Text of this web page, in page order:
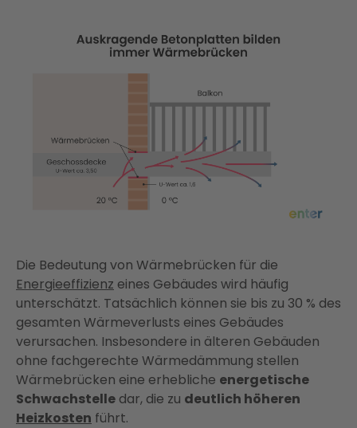
Die Bedeutung von Wärmebrücken für die
Energieeffizienz eines Gebäudes wird häufig
unterschätzt. Tatsächlich können sie bis zu 30 % des
gesamten Wärmeverlusts eines Gebäudes
verursachen. Insbesondere in älteren Gebäuden
ohne fachgerechte Wärmedämmung stellen
Wärmebrücken eine erhebliche energetische
Schwachstelle dar, die zu deutlich höheren
Heizkosten führt.